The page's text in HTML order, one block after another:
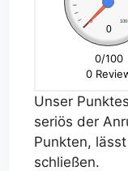
0 100
0
0/100
0
Unser
seriös der
Punkten,
schließen.